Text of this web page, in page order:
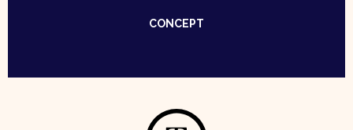
CONCEPT